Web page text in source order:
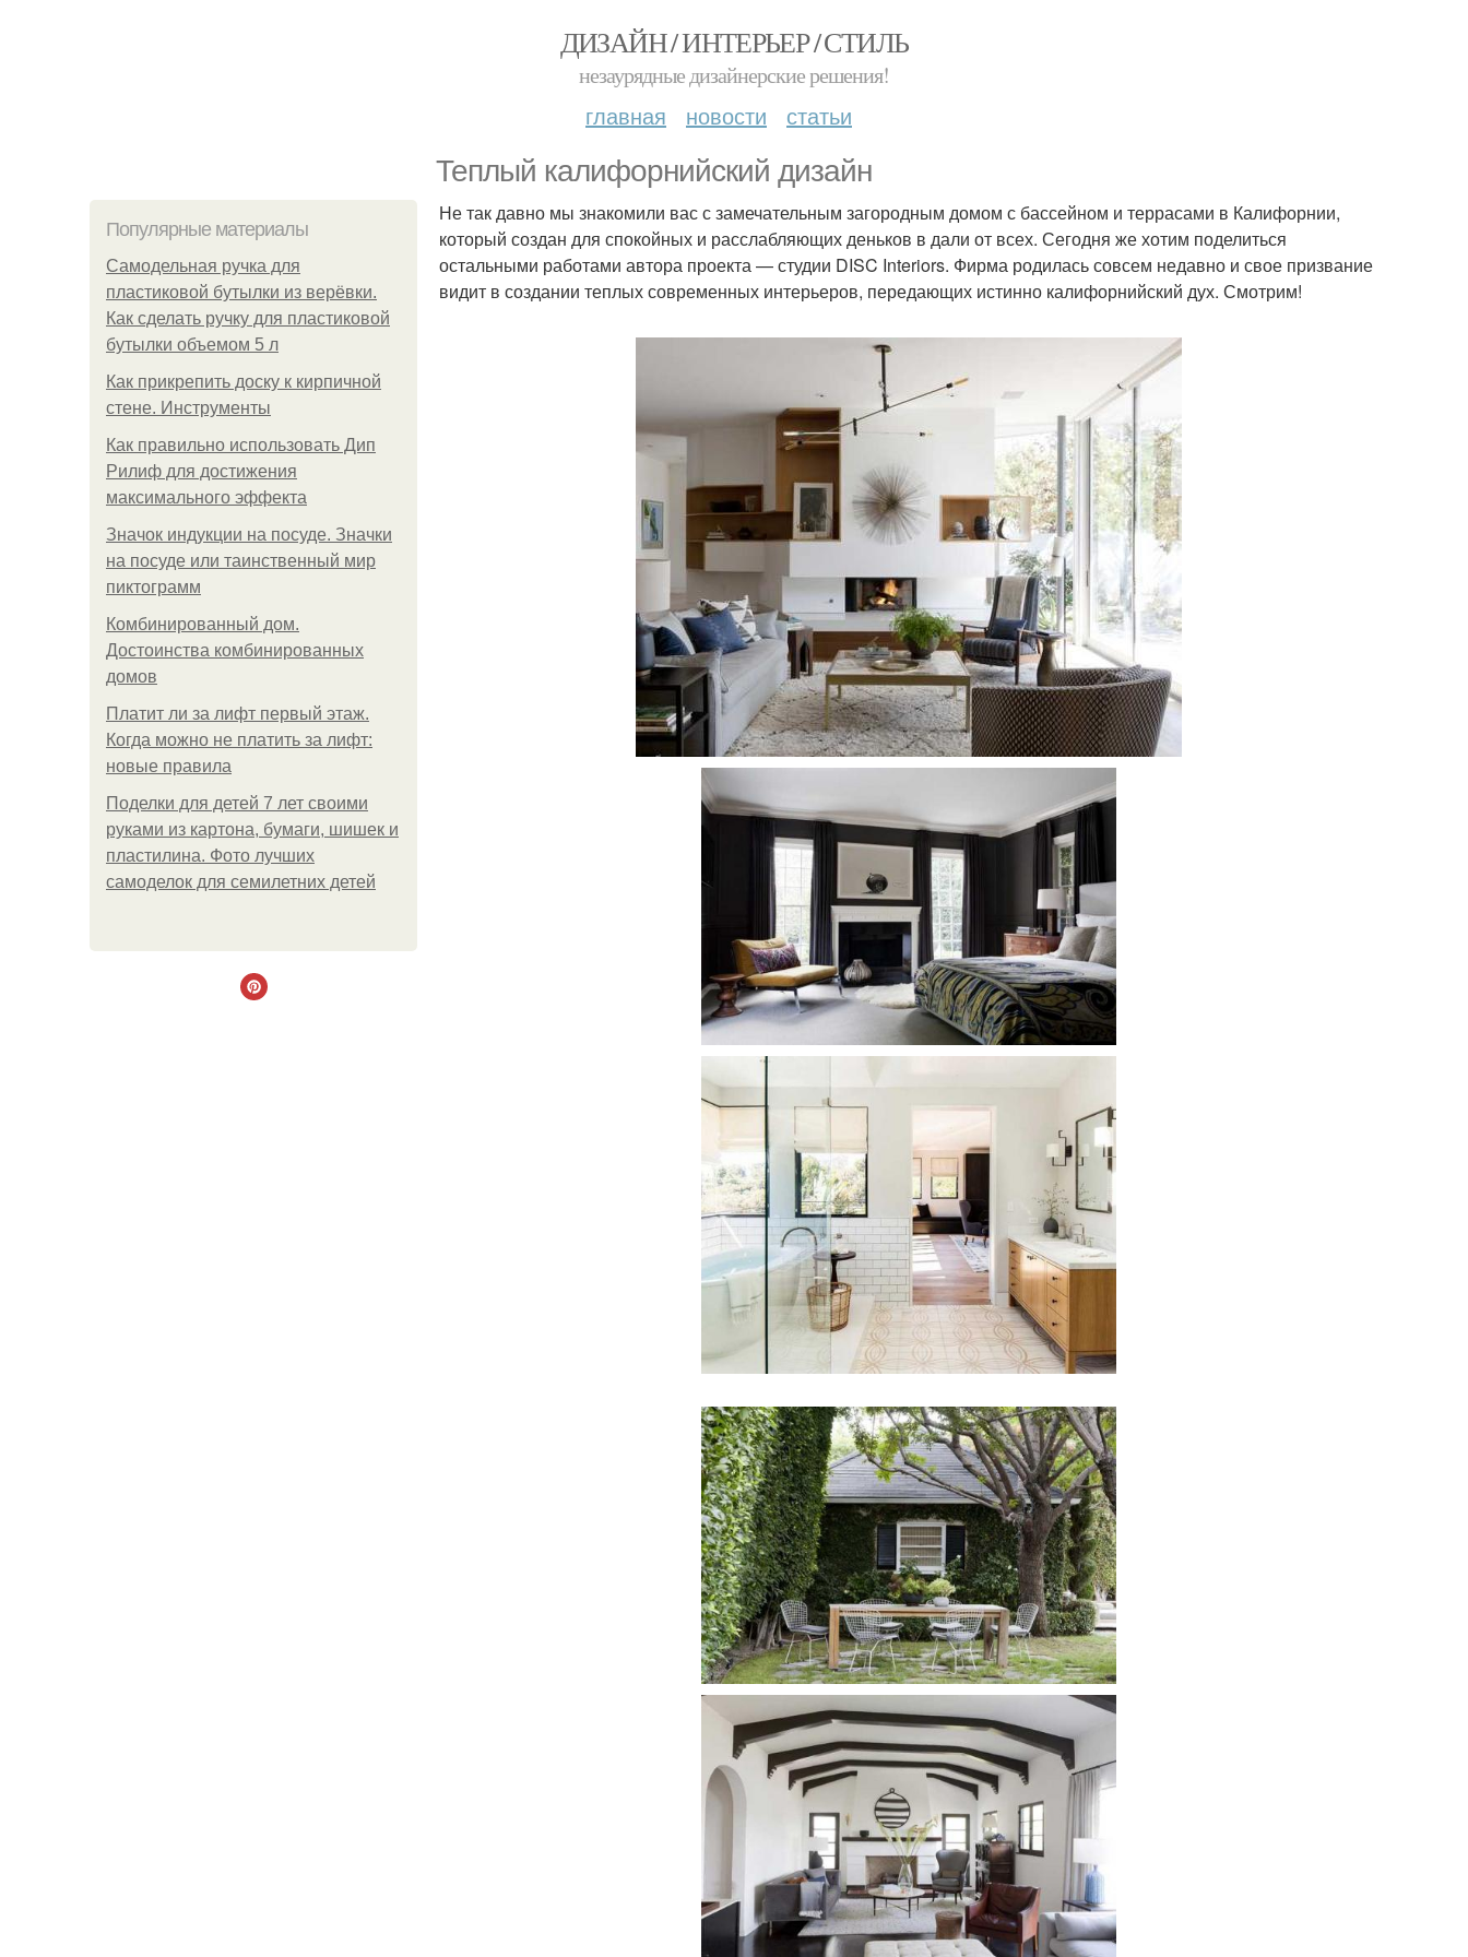
ДИЗАЙН / ИНТЕРЬЕР / СТИЛЬ
незаурядные дизайнерские решения!
главная новости статьи
Теплый калифорнийский дизайн
Популярные материалы
Самодельная ручка для
пластиковой бутылки из верёвки.
Как сделать ручку для пластиковой
бутылки объемом 5 л
Как прикрепить доску к кирпичной
стене. Инструменты
Как правильно использовать Дип
Рилиф для достижения
максимального эффекта
Значок индукции на посуде. Значки
на посуде или таинственный мир
пиктограмм
Комбинированный дом.
Достоинства комбинированных
домов
Платит ли за лифт первый этаж.
Когда можно не платить за лифт:
новые правила
Поделки для детей 7 лет своими
руками из картона, бумаги, шишек и
пластилина. Фото лучших
самоделок для семилетних детей
Не так давно мы знакомили вас с замечательным загородным домом с бассейном и террасами в Калифорнии,
который создан для спокойных и расслабляющих деньков в дали от всех. Сегодня же хотим поделиться
остальными работами автора проекта — студии DISC Interiors. Фирма родилась совсем недавно и свое призвание
видит в создании теплых современных интерьеров, передающих истинно калифорнийский дух. Смотрим!